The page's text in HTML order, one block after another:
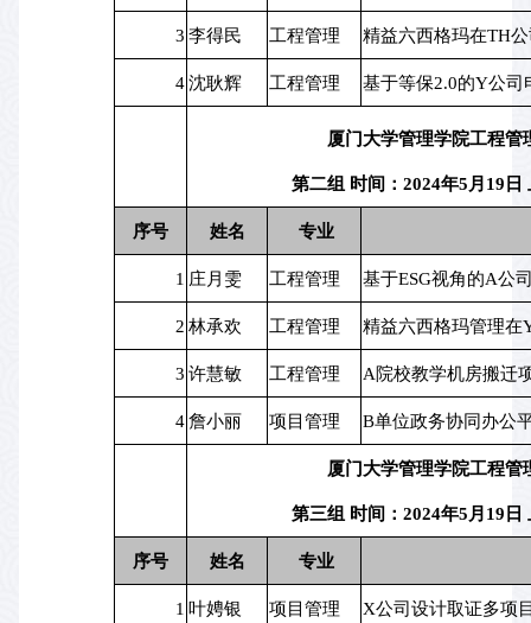
3 李得民 工程管理 精益六西格玛在TH
4沈耿辉 工程管理 基于等保2.0的Y公司
厦门大学管理学院工程管
第二组 时间：2024年5月19
序号 姓名 专业
1 庄月雯 工程管理 基于ESG视角的A公
2 林承欢 工程管理 精益六西格玛管理在
3 许慧敏 工程管理 A院校教学机房搬迁
4詹小丽 项目管理 B单位政务协同办公
厦门大学管理学院工程管
第三组 时间：2024年5月19
序号 姓名 专业
1 叶娉银 项目管理 X公司设计取证多项